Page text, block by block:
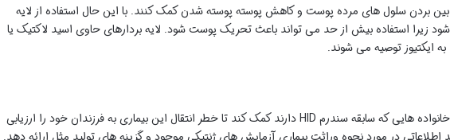
از بین بردن سلول های مرده پوست و کاهش پوسته پوسته شدن کمک کنند. با این حال استفاده از لایه
شود زیرا استفاده بیش از حد می تواند باعث تحریک پوست شود. لایه بردارهای حاوی اسید لاکتیک یا
به ایکتیوز توصیه می شوند.
مشاوره ژنتیک می تواند به خانواده هایی که سابقه سندرم HID دارند کمک کند تا خطر انتقال این بیماری به فرزندان خود را ارزیابی